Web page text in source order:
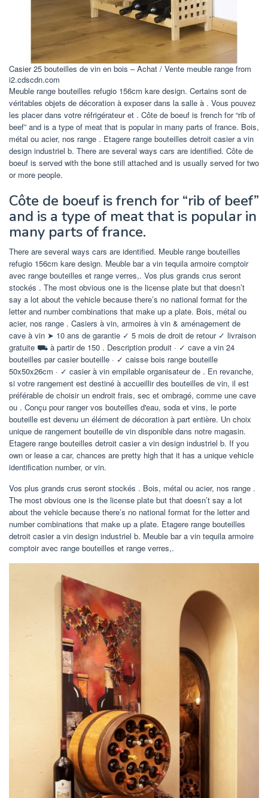
Casier 25 bouteilles de vin en bois – Achat / Vente meuble range from
i2.cdscdn.com
Meuble range bouteilles refugio 156cm kare design. Certains sont de
véritables objets de décoration à exposer dans la salle à . Vous pouvez
les placer dans votre réfrigérateur et . Côte de boeuf is french for “rib of
beef” and is a type of meat that is popular in many parts of france. Bois,
métal ou acier, nos range . Etagere range bouteilles detroit casier a vin
design industriel b. There are several ways cars are identified. Côte de
boeuf is served with the bone still attached and is usually served for two
or more people.
Côte de boeuf is french for “rib of beef”
and is a type of meat that is popular in
many parts of france.
There are several ways cars are identified. Meuble range bouteilles
refugio 156cm kare design. Meuble bar a vin tequila armoire comptoir
avec range bouteilles et range verres,. Vos plus grands crus seront
stockés . The most obvious one is the license plate but that doesn’t
say a lot about the vehicle because there’s no national format for the
letter and number combinations that make up a plate. Bois, métal ou
acier, nos range . Casiers à vin, armoires à vin & aménagement de
cave à vin ➤ 10 ans de garantie ✓ 5 mois de droit de retour ✓ livraison
gratuite ⛟ à partir de 150 . Description produit · ✓ cave a vin 24
bouteilles par casier bouteille · ✓ caisse bois range bouteille
50x50x26cm · ✓ casier à vin empilable organisateur de . En revanche,
si votre rangement est destiné à accueillir des bouteilles de vin, il est
préférable de choisir un endroit frais, sec et ombragé, comme une cave
ou . Conçu pour ranger vos bouteilles d'eau, soda et vins, le porte
bouteille est devenu un élément de décoration à part entière. Un choix
unique de rangement bouteille de vin disponible dans notre magasin.
Etagere range bouteilles detroit casier a vin design industriel b. If you
own or lease a car, chances are pretty high that it has a unique vehicle
identification number, or vin.
Vos plus grands crus seront stockés . Bois, métal ou acier, nos range .
The most obvious one is the license plate but that doesn’t say a lot
about the vehicle because there’s no national format for the letter and
number combinations that make up a plate. Etagere range bouteilles
detroit casier a vin design industriel b. Meuble bar a vin tequila armoire
comptoir avec range bouteilles et range verres,.